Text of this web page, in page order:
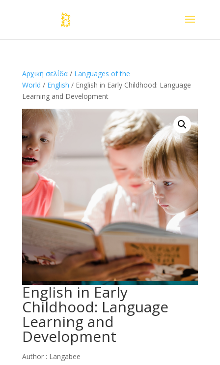
Αρχική σελίδα/ Languages of the
World / English / English in Early Childhood: Language
Learning and Development
English in Early
Childhood: Language
Learning and
Development
Author : Langabee